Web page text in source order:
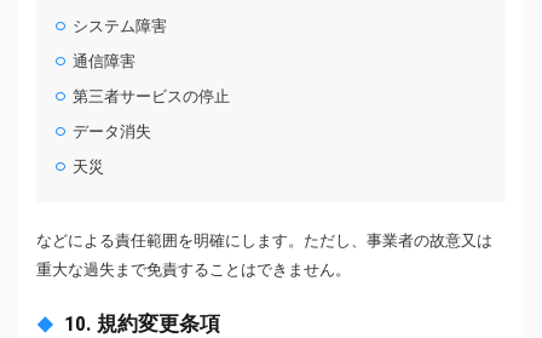
システム障害
通信障害
第三者サービスの停止
データ消失
天災
などによる責任範囲を明確にします。ただし、事業者の故意又は
重大な過失まで免責することはできません。
10. 規約変更条項